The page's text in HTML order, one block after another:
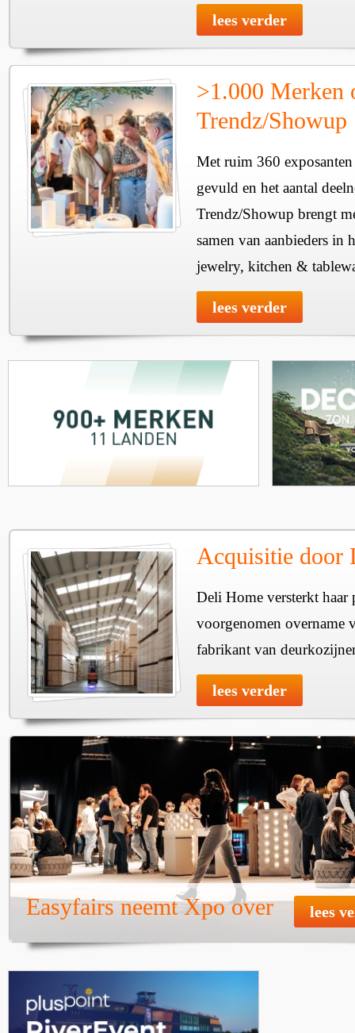
lees verder
>1.000 Merken
Trendz/Showup
Met ruim 360
gevuld en het aantal
Trendz/Showup brengt
samen van aanbieders in
jewelry, kitchen &
lees verder
Acquisitie door
Deli Home versterkt haar
voorgenomen overname
fabrikant van
lees verder
Easyfairs neemt Xpo over lees